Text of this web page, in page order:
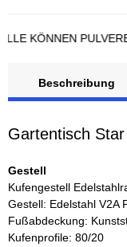
Beschreibung
Gartentisch
Gestell
Kufengestell
Gestell: Edelstahl V2A
Fußabdeckung:
Kufenprofile: 80/20